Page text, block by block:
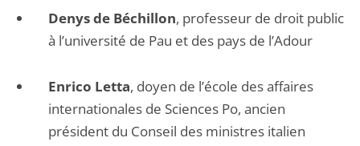
Denys de Béchillon, professeur de droit public
à l’université de Pau et des pays de l’Adour
Enrico Letta, doyen de l’école des affaires
internationales de Sciences Po, ancien
président du Conseil des ministres italien